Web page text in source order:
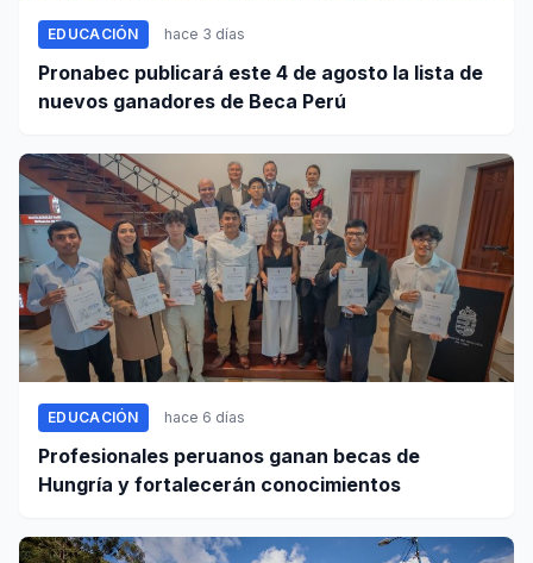
EDUCACIÓN hace 3 días
Pronabec publicará este 4 de agosto la lista de
nuevos ganadores de Beca Perú
EDUCACIÓN hace 6 días
Profesionales peruanos ganan becas de
Hungría y fortalecerán conocimientos